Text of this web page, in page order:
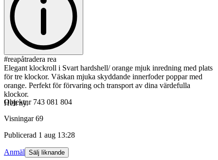
#reapåtradera rea
Elegant klockroll i Svart hardshell/ orange mjuk inredning med plats
för tre klockor. Väskan mjuka skyddande innerfoder poppar med
orange. Perfekt för förvaring och transport av dina värdefulla
klockor.
Helt ny.
Objektnr 743 081 804
Visningar 69
Publicerad 1 aug 13:28
Anmäl Sälj liknande